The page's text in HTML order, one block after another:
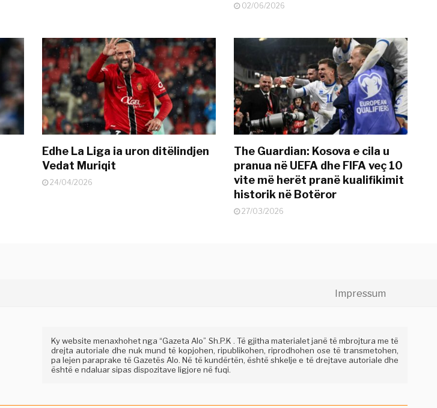
02/06/2026
Edhe La Liga ia uron ditëlindjen
Vedat Muriqit
24/04/2026
The Guardian: Kosova e cila u
pranua në UEFA dhe FIFA veç 10
vite më herët pranë kualifikimit
historik në Botëror
27/03/2026
Impressum
Ky website menaxhohet nga “Gazeta Alo” Sh.P.K . Të gjitha materialet janë të mbrojtura me të
drejta autoriale dhe nuk mund të kopjohen, ripublikohen, riprodhohen ose të transmetohen,
pa lejen paraprake të Gazetës Alo. Në të kundërtën, është shkelje e të drejtave autoriale dhe
është e ndaluar sipas dispozitave ligjore në fuqi.